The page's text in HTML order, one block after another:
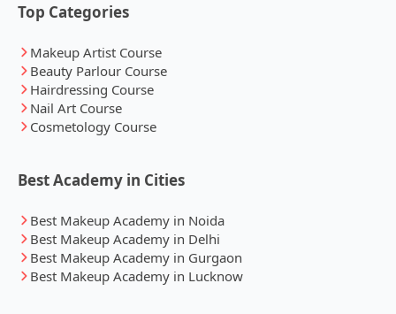
Top Categories
Makeup Artist Course
Beauty Parlour Course
Hairdressing Course
Nail Art Course
Cosmetology Course
Best Academy in Cities
Best Makeup Academy in Noida
Best Makeup Academy in Delhi
Best Makeup Academy in Gurgaon
Best Makeup Academy in Lucknow